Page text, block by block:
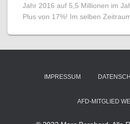
Jahr 2016 auf 5,5 Millionen im
Plus von 17%! Im selben
IMPRESSUM
AFD-MITGLIED